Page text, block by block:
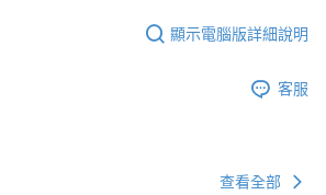
顯示電腦版詳細說明
客服
查看全部